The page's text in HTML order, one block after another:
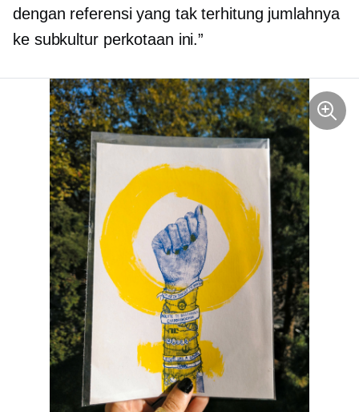
dengan referensi yang tak terhitung jumlahnya
ke subkultur perkotaan ini.”